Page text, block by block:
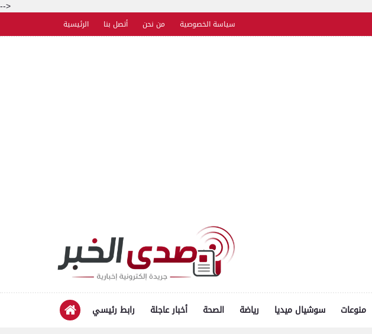
-->
الرئيسية أتصل بنا من نحن سياسة الخصوصية
رابط رئيسي أخبار عاجلة الصحة رياضة سوشيال ميديا منوعات